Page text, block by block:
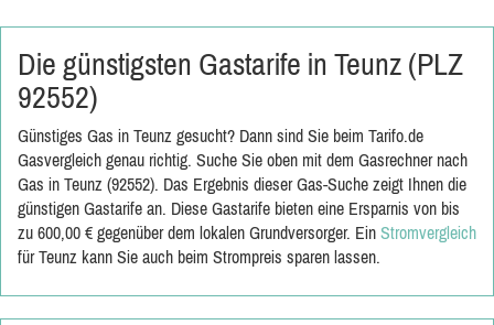
Die günstigsten Gastarife in Teunz (PLZ
92552)
Günstiges Gas in Teunz gesucht? Dann sind Sie beim Tarifo.de
Gasvergleich genau richtig. Suche Sie oben mit dem Gasrechner nach
Gas in Teunz (92552). Das Ergebnis dieser Gas-Suche zeigt Ihnen die
günstigen Gastarife an. Diese Gastarife bieten eine Ersparnis von bis
zu 600,00 € gegenüber dem lokalen Grundversorger. Ein Stromvergleich
für Teunz kann Sie auch beim Strompreis sparen lassen.